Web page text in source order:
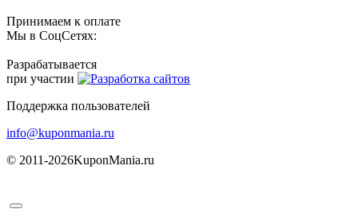
Принимаем к оплате
Мы в СоцСетях:
Разрабатывается
при участии
Поддержка пользователей
info@kuponmania.ru
© 2011-2026KuponMania.ru